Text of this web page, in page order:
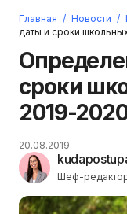
Главная / Новости /
даты и сроки
сроки
2019-
Шеф-
20.08.2019